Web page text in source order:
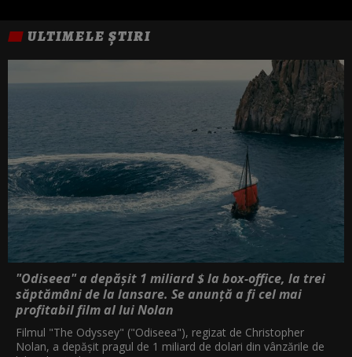
ULTIMELE ȘTIRI
"Odiseea" a depășit 1 miliard $ la box-office, la trei
săptămâni de la lansare. Se anunță a fi cel mai
profitabil film al lui Nolan
Filmul "The Odyssey" ("Odiseea"), regizat de Christopher
Nolan, a depăşit pragul de 1 miliard de dolari din vânzările de